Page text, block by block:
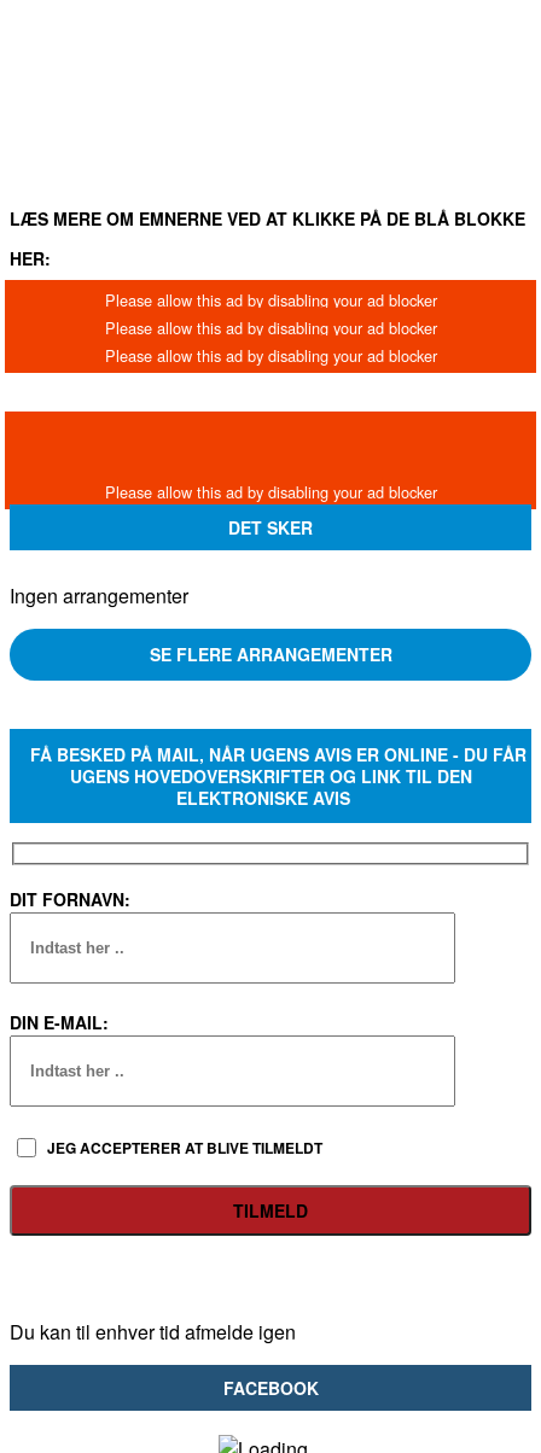
LÆS MERE OM EMNERNE VED AT KLIKKE PÅ DE BLÅ BLOKKE
HER:
DET SKER
Ingen arrangementer
SE FLERE ARRANGEMENTER
FÅ BESKED PÅ MAIL, NÅR UGENS AVIS ER ONLINE - DU FÅR
UGENS HOVEDOVERSKRIFTER OG LINK TIL DEN
ELEKTRONISKE AVIS
DIT FORNAVN:
DIN E-MAIL:
JEG ACCEPTERER AT BLIVE TILMELDT
Du kan til enhver tid afmelde igen
FACEBOOK